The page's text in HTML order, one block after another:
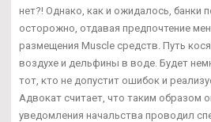
нет?! Однако, как и ожидалось, банки
осторожно, отдавая предпочтение
размещения Muscle средств. Путь
воздухе и дельфины в воде. Будет
тот, кто не допустит ошибок и
Адвокат считает, что таким образом
уведомления начальства проводил